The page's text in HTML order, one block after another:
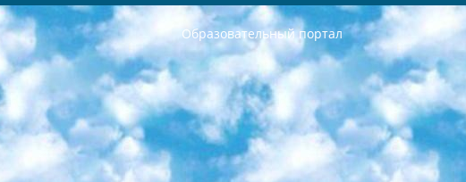
Образовательный портал
РЕСПУБЛИКА УЗБЕКИСТАН МИНИСТРЕРСТВО ДОШКОЛЬНОГО И ШКОЛЬНОГО ОБРАЗОВАНИЯ КОМАНДА в общеобразовательных учреждениях в 2023-2024 учебном году организация и проведение итоговой государственной аттестации обучающихся о Министра дошкольного и школьного образования Республики Узбекистан от 4 марта 2008 года (постановлением Минюста от 20 марта 2008 года № 1778 государственной регистрации) «Итоговое состояние учащихся общего среднего образования на основании положения об утверждении положения об аттестации общего среднего образования выпускной экзамен студентов в образовательных учреждениях в 2023-2024 учебном году В целях организации и прохождения аттестации приказываю: 1. Следующее: перечень предметов, по которым будет проводиться итоговая государственная аттестация и экзамен формы перевода согласно приложению 1; сертификаты международного образца, оценивающие уровень владения иностранными языками перечень согласно приложению 2; 2. Педагогический при специализированных образовательных учреждениях. научно-практический центр квалификации и международной оценки (Д.Давидова) 2024 г. До 25 марта: задания по предметам, по которым будет проводиться итоговая аттестация разработка и утверждение технических условий; итоговая аттестация на основании разработанного предметного задания разработка вопросов по предметам (устно и письменно), экзамен передача; общеобразовательные средние школы и специальные учебные заведения учащиеся выпускных классов школ и интернатов в агентской системе подготовка базы данных экзаменационных материалов и критериев оценки; перевод базы экзаменационных материалов на все языки обучения подать в Республиканский образовательный центр для изготовления; варианты экзаменов на основе разработанных контрольных материалов пусть будут поставлены задачи формирования. 3. Республиканский образовательный центр (Ш.Худайкулов) до 5 апреля 2024 года. до: база данных предоставленных экзаменационных материалов на все языки обучения перевод и экспертиза; для слепых, слабовидящих, глухих, слабослышащих и умственно отсталых детей учащиеся выпускных классов специализированных школ и школ-интернатов база данных экзаменационных материалов на всех преподаваемых языках подготовка критериев оценки; специализированные школы для умственно отсталых детей и технологии для учащихся выпускных классов школ-интернатов разработка соответствующих рекомендаций и критериев проведения ЕГЭ по естествознанию давать задания. 4. Педагогический при специализированных образовательных учреждениях. Научно-практический центр навыков и международной оценки (Д.Давидова), Республика образовательный центр (Худайкулов Ш.) итоговый государственный аттестационный экзамен ориентирован на творческое и логическое мышление при подготовке базы материалов учитывать введение заданий. 5. Следует отметить, что: сертификат государственного образца о знании общеобразовательного предмета и как минимум национальный уровень B1 по предметам на иностранных языках, указанным в Приложении 2. или международно признанный сертификат эквивалентного уровня студенты, изучающие определенный предмет, освобождаются от экзамена; по соответствующим предметам запланирована итоговая государственная аттестация за день до дня, путем